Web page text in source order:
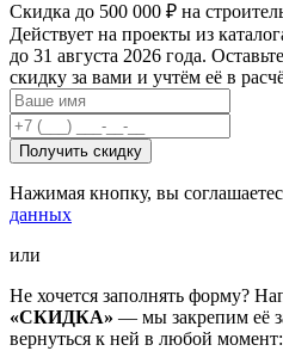
Скидка до 500 000 ₽ на
Действует на проекты из
до 31 августа 2026 года.
скидку за вами и учтём её в
Получить скидку
Нажимая кнопку, вы
данных
или
Не хочется заполнять форму?
«СКИДКА» — мы закрепим её
вернуться к ней в любой момент: